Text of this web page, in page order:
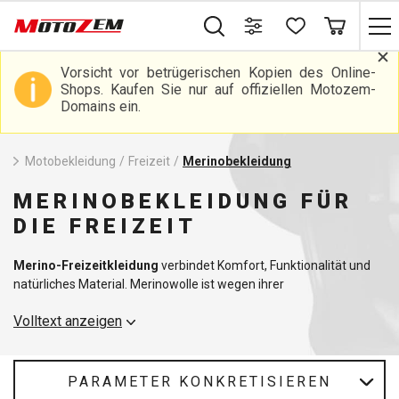
Vorsicht vor betrügerischen Kopien des Online-
Shops. Kaufen Sie nur auf offiziellen Motozem-
Domains ein.
Motobekleidung / Freizeit / Merinobekleidung
MERINOBEKLEIDUNG FÜR
DIE FREIZEIT
Merino-Freizeitkleidung verbindet Komfort, Funktionalität und
natürliches Material. Merinowolle ist wegen ihrer
Temperatur, transportiert Feuchtigkeit ab
auch für Sport und Freizeitaktivitäten.
Volltext anzeigen
PARAMETER KONKRETISIEREN